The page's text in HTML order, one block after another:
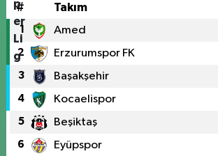
# Takım
1 Amed
2 Erzurumspor FK
3 Başakşehir
4 Kocaelispor
5 Beşiktaş
6 Eyüpspor